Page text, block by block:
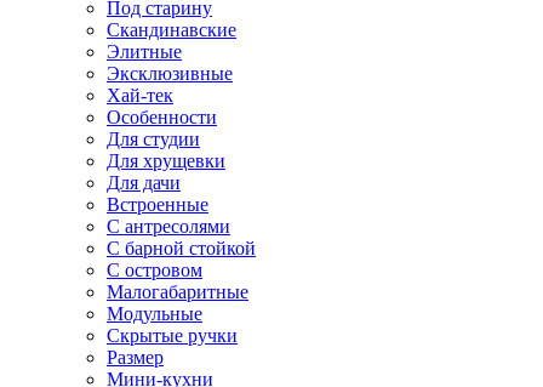
Под старину
Скандинавские
Элитные
Эксклюзивные
Хай-тек
Особенности
Для студии
Для хрущевки
Для дачи
Встроенные
С антресолями
С барной стойкой
С островом
Малогабаритные
Модульные
Скрытые ручки
Размер
Мини-кухни